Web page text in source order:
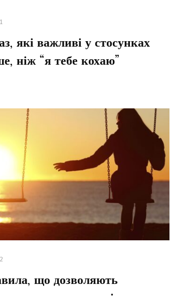
які важливі у стосунках
ніж “я тебе кохаю”
що дозволяють